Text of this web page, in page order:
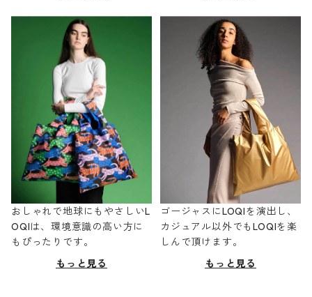
おしゃれで地球にもやさしいL
OQIは、環境意識の高い方に
もぴったりです。
もっと見る
ゴージャスにLOQIを演出し、
カジュアル以外でもLOQIを楽
しんで頂けます。
もっと見る